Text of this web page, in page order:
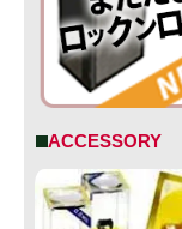
ACCESSORY